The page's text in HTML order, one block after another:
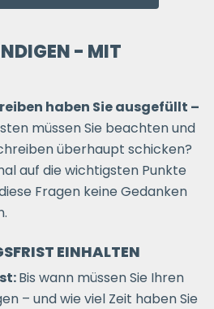
- MIT
haben Sie ausgefüllt –
müssen Sie beachten und
überhaupt schicken?
auf die wichtigsten Punkte
Fragen keine Gedanken
EINHALTEN
Bis wann müssen Sie Ihren
– und wie viel Zeit haben Sie